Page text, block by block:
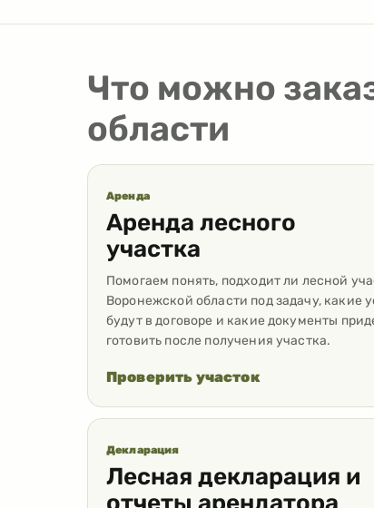
Что можно
области
Аренда
Аренда лесного
участка
Помогаем понять, подходит ли лесной
Воронежской области под задачу, какие
будут в договоре и какие документы
готовить после получения участка.
Проверить участок
Декларация
Лесная декларация и